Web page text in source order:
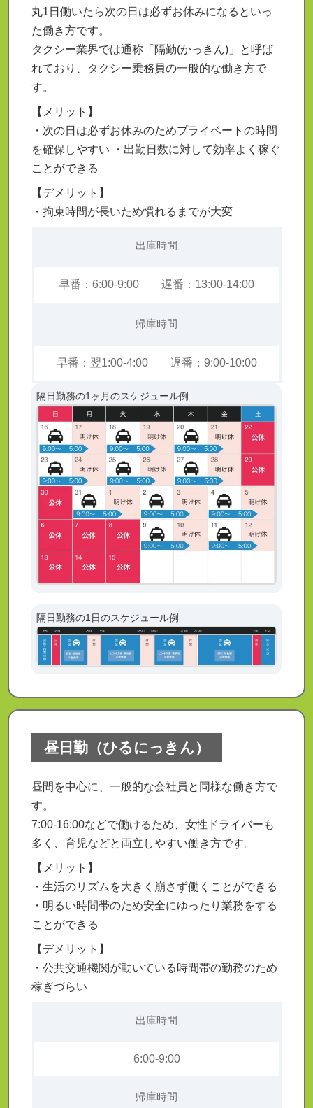
丸1日働いたら次の日は必ずお休みになるといっ
た働き方です。
タクシー業界では通称「隔勤(かっきん)」と呼ば
れており、タクシー乗務員の一般的な働き方で
す。
【メリット】
・次の日は必ずお休みのためプライベートの時間
を確保しやすい ・出勤日数に対して効率よく稼ぐ
ことができる
【デメリット】
・拘束時間が長いため慣れるまでが大変
出庫時間
早番：6:00-9:00 遅番：13:00-14:00
帰庫時間
早番：翌1:00-4:00 遅番：9:00-10:00
隔日勤務の1ヶ月のスケジュール例
隔日勤務の1日のスケジュール例
昼日勤（ひるにっきん）
昼間を中心に、一般的な会社員と同様な働き方で
す。
7:00-16:00などで働けるため、女性ドライバーも
多く、育児などと両立しやすい働き方です。
【メリット】
・生活のリズムを大きく崩さず働くことができる
・明るい時間帯のため安全にゆったり業務をする
ことができる
【デメリット】
・公共交通機関が動いている時間帯の勤務のため
稼ぎづらい
出庫時間
6:00-9:00
帰庫時間